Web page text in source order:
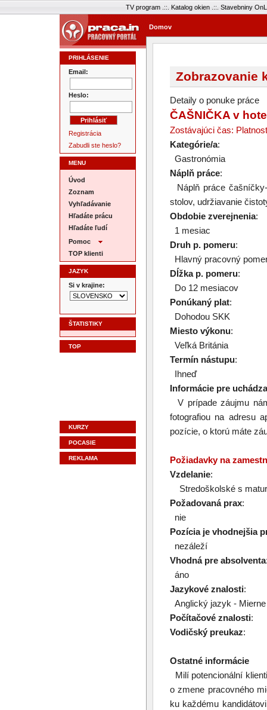
TV program.::. Katalog okien.::. Stavebniny
Domov
PRIHLÁSENIE
Email:
Heslo:
Registrácia
Zabudli ste heslo?
MENU
Úvod
Zoznam
Vyhľadávanie
Hľadáte prácu
Hľadáte ľudí
Pomoc
TOP klienti
JAZYK
Si v krajine:
ŠTATISTIKY
TOP
KURZY
POCASIE
REKLAMA
Zobrazovanie
Detaily o ponuke práce
ČAŠNIČKA v
Zostávajúci čas:
Kategórie/a:
Gastronómia
Náplň práce:
Náplň práce
stolov, udržiavanie
Obdobie zverejnenia:
1 mesiac
Druh p. pomeru:
Hlavný pracovný
Dĺžka p. pomeru:
Do 12 mesiacov
Ponúkaný plat:
Dohodou SKK
Miesto výkonu:
Veľká Británia
Termín nástupu:
Ihneď
Informácie pre
V prípade záujmu
fotografiou na adresu
pozície, o ktorú máte
Požiadavky na
Vzdelanie:
Stredoškolské s
Požadovaná prax:
nie
Pozícia je vhodnejšia
nezáleží
Vhodná pre absolventa
áno
Jazykové znalosti:
Anglický jazyk -
Počítačové znalosti:
Vodičský preukaz:
Ostatné informácie
Milí potencionální
o zmene pracovného
ku každému